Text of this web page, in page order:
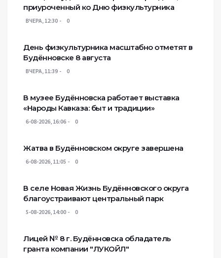
приуроченный ко Дню физкультурника
ВЧЕРА, 12:30 0
День физкультурника масштабно отметят в
Будённовске 8 августа
ВЧЕРА, 11:39 0
В музее Будённовска работает выставка
«Народы Кавказа: быт и традиции»
6-08-2026, 16:06 0
Жатва в Будённовском округе завершена
6-08-2026, 11:05 0
В селе Новая Жизнь Будённовского округа
благоустраивают центральный парк
5-08-2026, 14:00 0
Лицей № 8 г. Будëнновска обладатель
гранта компании "ЛУКОЙЛ"